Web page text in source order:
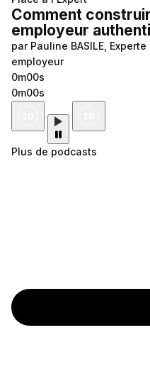
Comment
employeur
par Pauline BASILE,
employeur
0m00s
0m00s
Plus de podcasts